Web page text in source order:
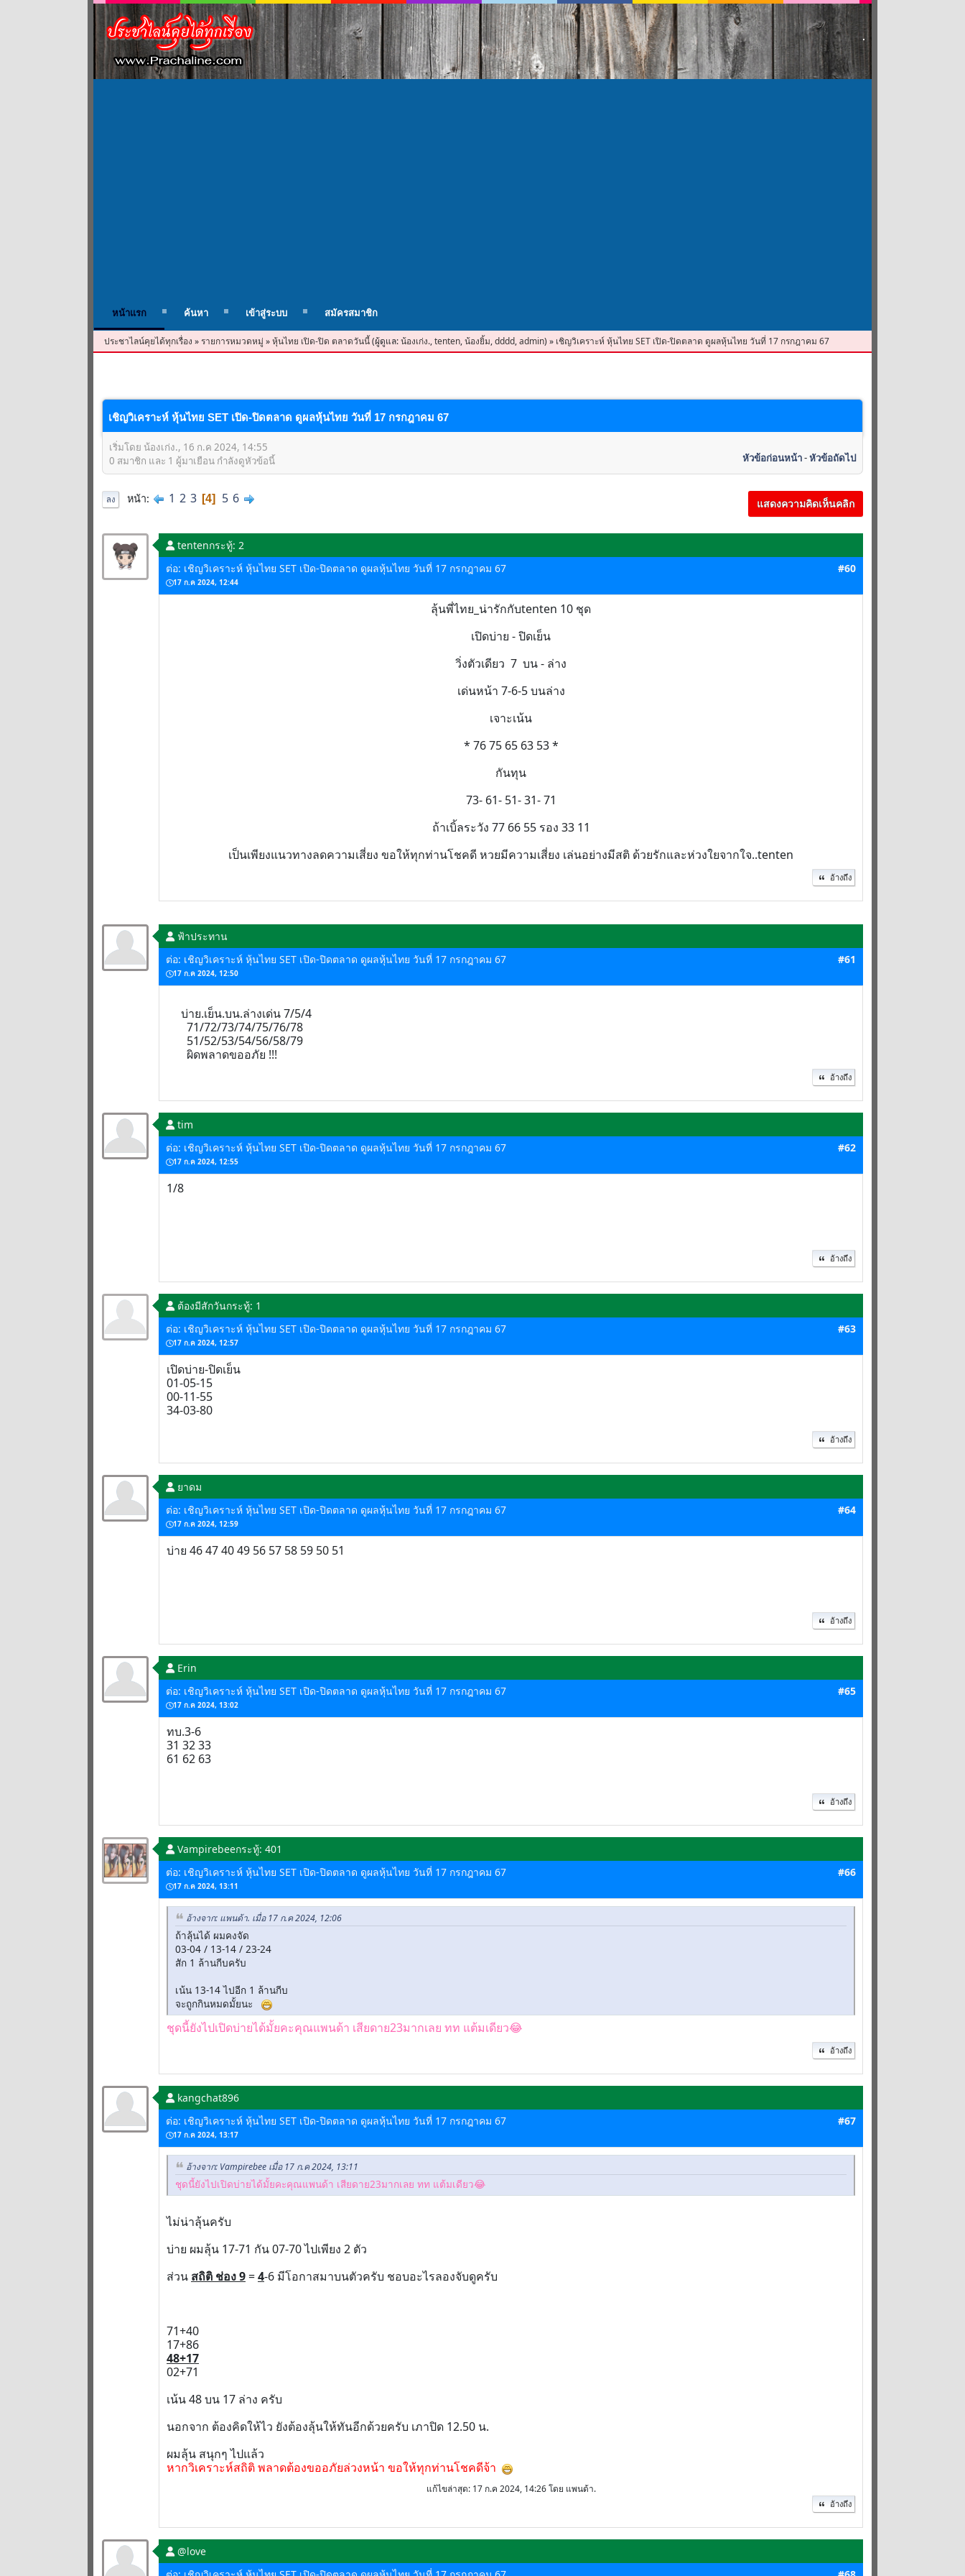
หน้าแรก ค้นหา เข้าสู่ระบบ สมัครสมาชิก
ประชาไลน์คุยได้ทุกเรื่อง » รายการหมวดหมู่ »หุ้นไทย เปิด-ปิด ตลาดวันนี้(ผู้ดูแล:น้องเก่ง.,tenten,น้องยิ้ม,dddd,admin) » เชิญวิเคราะห์ หุ้นไทย SET เปิด-ปิดตลาด ดูผลหุ้นไทย วันที่ 17 กรกฎาคม 67
เชิญวิเคราะห์ หุ้นไทย SET เปิด-ปิดตลาด ดูผลหุ้นไทย วันที่ 17 กรกฎาคม 67
เริ่มโดย น้องเก่ง., 16 ก.ค 2024, 14:55
หัวข้อก่อนหน้า-หัวข้อถัดไป
0 สมาชิก และ 1 ผู้มาเยือน กำลังดูหัวข้อนี้
แสดงความคิดเห็นคลิก
ลง หน้า 1 2 3 4 5 6
tentenกระทู้: 2
ต่อ: เชิญวิเคราะห์ หุ้นไทย SET เปิด-ปิดตลาด ดูผลหุ้นไทย วันที่ 17 กรกฎาคม 67
17 ก.ค 2024, 12:44
#60
ลุ้นพี่ไทย_น่ารักกับtenten 10 ชุด
เปิดบ่าย - ปิดเย็น
วิ่งตัวเดียว 7 บน - ล่าง
เด่นหน้า 7-6-5 บนล่าง
เจาะเน้น
* 76 75 65 63 53 *
กันทุน
73- 61- 51- 31- 71
ถ้าเบิ้ลระวัง 77 66 55 รอง 33 11
เป็นเพียงแนวทางลดความเสี่ยง ขอให้ทุกท่านโชคดี หวยมีความเสี่ยง เล่นอย่างมีสติ ด้วยรักและห่วงใยจากใจ..tenten
อ้างถึง
ฟ้าประทาน
ต่อ: เชิญวิเคราะห์ หุ้นไทย SET เปิด-ปิดตลาด ดูผลหุ้นไทย วันที่ 17 กรกฎาคม 67
17 ก.ค 2024, 12:50
#61
บ่าย.เย็น.บน.ล่างเด่น 7/5/4
71/72/73/74/75/76/78
51/52/53/54/56/58/79
ผิดพลาดขออภัย !!!
อ้างถึง
tim
ต่อ: เชิญวิเคราะห์ หุ้นไทย SET เปิด-ปิดตลาด ดูผลหุ้นไทย วันที่ 17 กรกฎาคม 67
17 ก.ค 2024, 12:55
#62
1/8
อ้างถึง
ต้องมีสักวันกระทู้: 1
ต่อ: เชิญวิเคราะห์ หุ้นไทย SET เปิด-ปิดตลาด ดูผลหุ้นไทย วันที่ 17 กรกฎาคม 67
17 ก.ค 2024, 12:57
#63
เปิดบ่าย-ปิดเย็น
01-05-15
00-11-55
34-03-80
อ้างถึง
ยาดม
ต่อ: เชิญวิเคราะห์ หุ้นไทย SET เปิด-ปิดตลาด ดูผลหุ้นไทย วันที่ 17 กรกฎาคม 67
17 ก.ค 2024, 12:59
#64
บ่าย 46 47 40 49 56 57 58 59 50 51
อ้างถึง
Erin
ต่อ: เชิญวิเคราะห์ หุ้นไทย SET เปิด-ปิดตลาด ดูผลหุ้นไทย วันที่ 17 กรกฎาคม 67
17 ก.ค 2024, 13:02
#65
ทบ.3-6
31 32 33
61 62 63
อ้างถึง
Vampirebeeกระทู้: 401
ต่อ: เชิญวิเคราะห์ หุ้นไทย SET เปิด-ปิดตลาด ดูผลหุ้นไทย วันที่ 17 กรกฎาคม 67
17 ก.ค 2024, 13:11
#66
อ้างจาก: แพนด้า. เมื่อ 17 ก.ค 2024, 12:06
ถ้าลุ้นได้ ผมคงจัด
03-04 / 13-14 / 23-24
สัก 1 ล้านกีบครับ
เน้น 13-14 ไปอีก 1 ล้านกีบ
จะถูกกินหมดมั้ยนะ
ชุดนี้ยังไปเปิดบ่ายได้มั้ยคะคุณแพนด้า เสียดาย23มากเลย ทท แต้มเดียว😂
อ้างถึง
kangchat896
ต่อ: เชิญวิเคราะห์ หุ้นไทย SET เปิด-ปิดตลาด ดูผลหุ้นไทย วันที่ 17 กรกฎาคม 67
17 ก.ค 2024, 13:17
#67
อ้างจาก: Vampirebee เมื่อ 17 ก.ค 2024, 13:11
ชุดนี้ยังไปเปิดบ่ายได้มั้ยคะคุณแพนด้า เสียดาย23มากเลย ทท แต้มเดียว😂
ไม่น่าลุ้นครับ
บ่าย ผมลุ้น 17-71 กัน 07-70 ไปเพียง 2 ตัว
ส่วน สถิติ ช่อง 9=4-6 มีโอกาสมาบนตัวครับ ชอบอะไรลองจับดูครับ
71+40
17+86
48+17
02+71
เน้น 48 บน 17 ล่าง ครับ
นอกจาก ต้องคิดให้ไว ยังต้องลุ้นให้ทันอีกด้วยครับ เภาปิด 12.50 น.
ผมลุ้น สนุกๆ ไปแล้ว
หากวิเคราะห์สถิติ พลาดต้องขออภัยล่วงหน้า ขอให้ทุกท่านโชคดีจ้า
แก้ไขล่าสุด: 17 ก.ค 2024, 14:26 โดย แพนด้า.
อ้างถึง
@love